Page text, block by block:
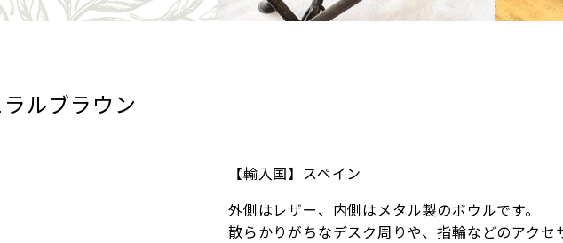
ルブラウン
【輸入国】スペイン
外側はレザー、内側はメタル製のボウルです。
散らかりがちなデスク周りや、指輪などのアクセ